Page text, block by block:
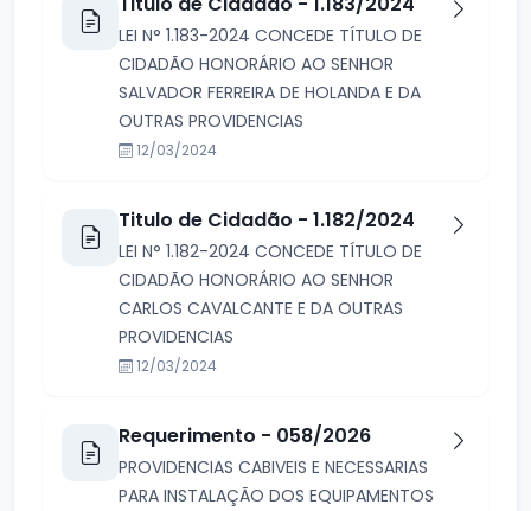
LEI N° 1.183-2024 CONCEDE TÍTULO DE
CIDADÃO HONORÁRIO AO SENHOR
SALVADOR FERREIRA DE HOLANDA E DA
OUTRAS PROVIDENCIAS
12/03/2024
Titulo de Cidadão - 1.182/2024
LEI N° 1.182-2024 CONCEDE TÍTULO DE
CIDADÃO HONORÁRIO AO SENHOR
CARLOS CAVALCANTE E DA OUTRAS
PROVIDENCIAS
12/03/2024
Requerimento - 058/2026
PROVIDENCIAS CABIVEIS E NECESSARIAS
PARA INSTALAÇÃO DOS EQUIPAMENTOS